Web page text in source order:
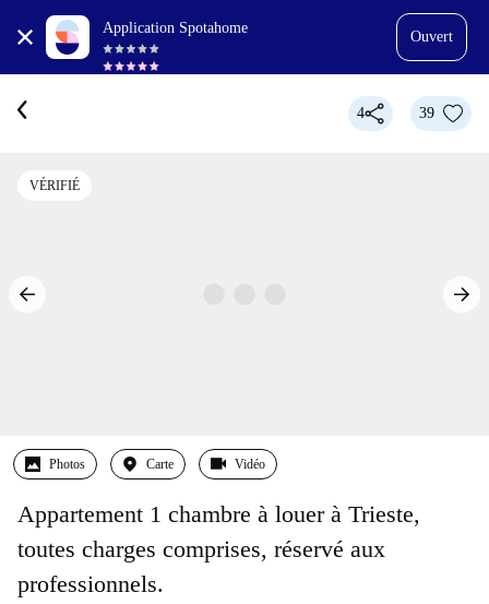
Application Spotahome
Ouvert
4 39
VÉRIFIÉ
Photos Carte Vidéo
Appartement 1 chambre à louer à Trieste,
toutes charges comprises, réservé aux
professionnels.